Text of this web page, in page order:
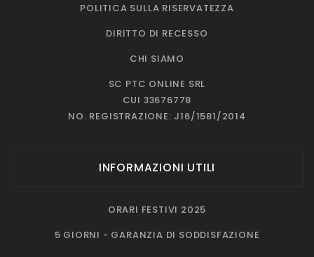
POLITICA SULLA RISERVATEZZA
DIRITTO DI RECESSO
CHI SIAMO
SC PTC ONLINE SRL
CUI 33676778
NO. REGISTRAZIONE: J16/1581/2014
INFORMAZIONI UTILI
ORARI FESTIVI 2025
5 GIORNI - GARANZIA DI SODDISFAZIONE